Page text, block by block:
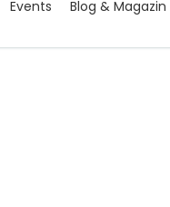
Events Blog & Magazin